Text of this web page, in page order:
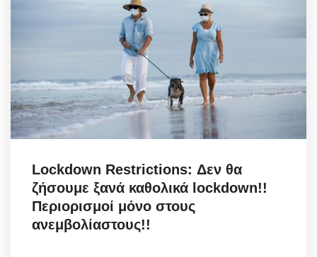
Lockdown Restrictions: Δεν θα
ζήσουμε ξανά καθολικά lockdown!!
Περιορισμοί μόνο στους
ανεμβολίαστους!!